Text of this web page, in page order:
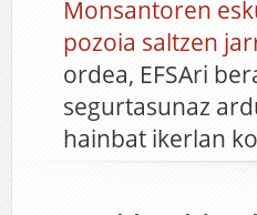
Monsantoren
pozoia saltzen
ordea, EFSAri
segurtasunaz
hainbat ikerlan